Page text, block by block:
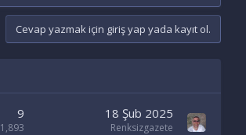
Cevap yazmak için giriş yap yada kayıt ol.
9
1,893
18 Şub 2025
Renksizgazete